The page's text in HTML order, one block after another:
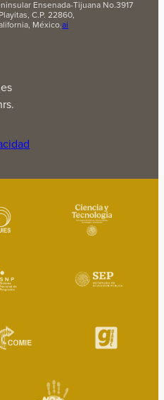
Ensenada-Tijuana No.3917
C.P. 22860,
México.ai